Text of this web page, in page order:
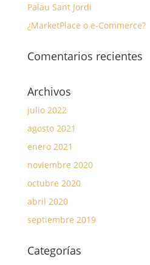
Palau Sant Jordi
¿MarketPlace o e-Commerce?
Comentarios recientes
Archivos
julio 2022
agosto 2021
enero 2021
noviembre 2020
octubre 2020
abril 2020
septiembre 2019
Categorías